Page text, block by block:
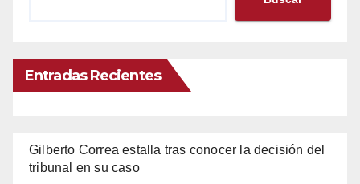
Entradas Recientes
Gilberto Correa estalla tras conocer la decisión del
tribunal en su caso